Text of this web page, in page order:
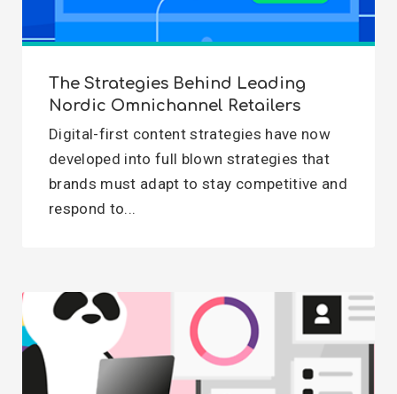
The Strategies Behind Leading
Nordic Omnichannel Retailers
Digital-first content strategies have now
developed into full blown strategies that
brands must adapt to stay competitive and
respond to...